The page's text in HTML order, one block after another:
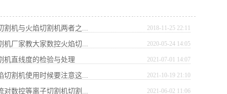
割机与火焰切割机两者之... 2018-11-25 22:11
机厂家教大家数控火焰切... 2020-05-24 14:05
机直线度的检验与处理 2021-07-01 14:07
切割机使用时候要注意这... 2021-10-19 21:10
对数控等离子切割机切割... 2021-06-02 11:06